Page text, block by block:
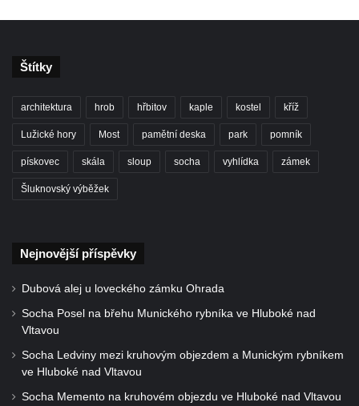
Tyršových sadech v Jablonci nad Nisou
Pamětní desky obětem 1. světové války na
kapli svaté Alžběty Durynské v Dolních
Šluknově
Kenotaf Richarda Grossmanna na hřbitově
v Dubé
Štítky
architektura hrob hřbitov kaple kostel kříž
Lužické hory Most pamětní deska park pomník
pískovec skála sloup socha vyhlídka zámek
Šluknovský výběžek
Nejnovější příspěvky
Dubová alej u loveckého zámku Ohrada
Socha Posel na břehu Munického rybníka ve Hluboké nad
Vltavou
Socha Ledviny mezi kruhovým objezdem a Munickým rybníkem
ve Hluboké nad Vltavou
Socha Memento na kruhovém objezdu ve Hluboké nad Vltavou